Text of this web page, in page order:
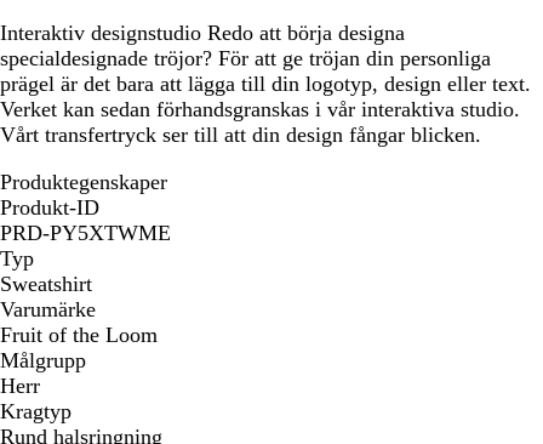
Interaktiv designstudio Redo att börja designa
specialdesignade tröjor? För att ge tröjan din personliga
prägel är det bara att lägga till din logotyp, design eller text.
Verket kan sedan förhandsgranskas i vår interaktiva studio.
Vårt transfertryck ser till att din design fångar blicken.
Produktegenskaper
Produkt-ID
PRD-PY5XTWME
Typ
Sweatshirt
Varumärke
Fruit of the Loom
Målgrupp
Herr
Kragtyp
Rund halsringning